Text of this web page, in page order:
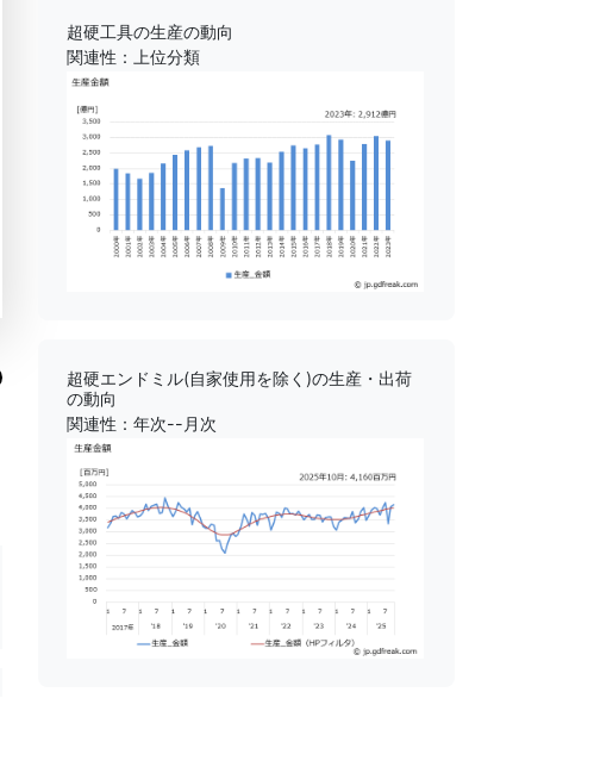
超硬工具の生産の動向
関連性：上位分類
超硬エンドミル(自家使用を除く)の生産・出荷
の動向
関連性：年次--月次